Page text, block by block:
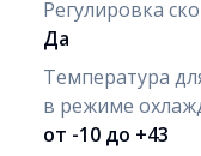
Регулировка
Да
Температура
в режиме
от -10 до +43